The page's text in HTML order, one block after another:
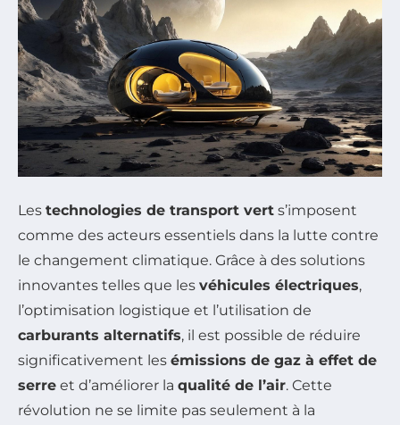
Les technologies de transport vert s’imposent
comme des acteurs essentiels dans la lutte contre
le changement climatique. Grâce à des solutions
innovantes telles que les véhicules électriques,
l’optimisation logistique et l’utilisation de
carburants alternatifs, il est possible de réduire
significativement les émissions de gaz à effet de
serre et d’améliorer la qualité de l’air. Cette
révolution ne se limite pas seulement à la